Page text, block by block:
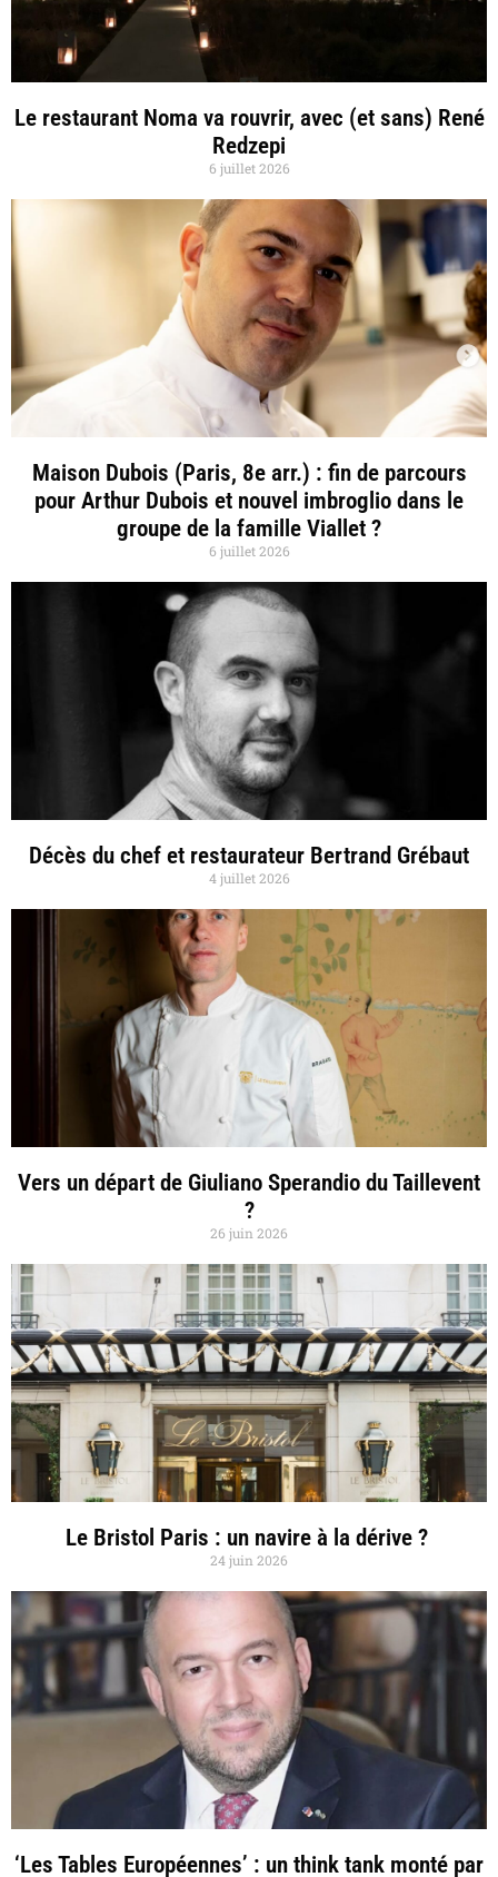
Le restaurant Noma va rouvrir, avec (et sans) René
Redzepi
6 juillet 2026
Maison Dubois (Paris, 8e arr.) : fin de parcours
pour Arthur Dubois et nouvel imbroglio dans le
groupe de la famille Viallet ?
6 juillet 2026
Décès du chef et restaurateur Bertrand Grébaut
4 juillet 2026
Vers un départ de Giuliano Sperandio du Taillevent
?
26 juin 2026
Le Bristol Paris : un navire à la dérive ?
24 juin 2026
‘Les Tables Européennes’ : un think tank monté par